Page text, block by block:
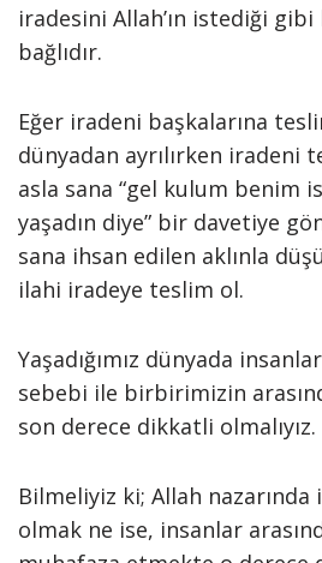
iradesini Allah’ın istediği gibi
bağlıdır.
Eğer iradeni başkalarına
dünyadan ayrılırken
asla sana “gel kulum benim
yaşadın diye” bir davetiye
sana ihsan edilen aklınla
ilahi iradeye teslim ol.
Yaşadığımız dünyada
sebebi ile birbirimizin
son derece dikkatli olmalıyız.
Bilmeliyiz ki; Allah
olmak ne ise, insanlar